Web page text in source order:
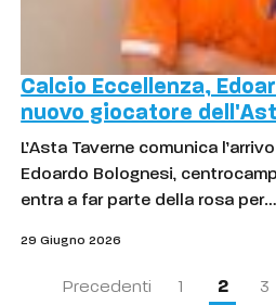
Calcio Eccellenza,
nuovo giocatore
L’Asta Taverne comunica
Edoardo Bolognesi,
entra a far parte della rosa per…
29 Giugno 2026
Precedenti 1 2 3